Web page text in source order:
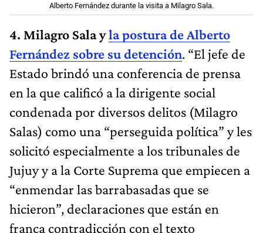
Alberto Fernández durante la visita a Milagro Sala.
4. Milagro Sala yla postura de Alberto
Fernández sobre su detención. “El jefe de
Estado brindó una conferencia de prensa
en la que calificó a la dirigente social
condenada por diversos delitos (Milagro
Salas) como una “perseguida política” y les
solicitó especialmente a los tribunales de
Jujuy y a la Corte Suprema que empiecen a
“enmendar las barrabasadas que se
hicieron”, declaraciones que están en
franca contradicción con el texto